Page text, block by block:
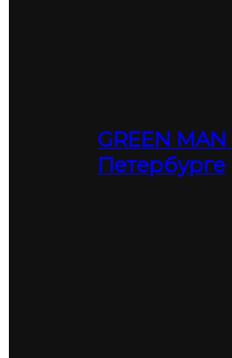
GREEN
Петербурге